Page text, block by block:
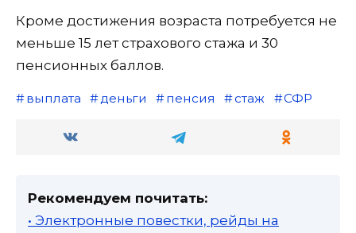
Кроме достижения возраста потребуется не
меньше 15 лет страхового стажа и 30
пенсионных баллов.
выплата деньги пенсия стаж СФР
Рекомендуем почитать:
• Электронные повестки, рейды на